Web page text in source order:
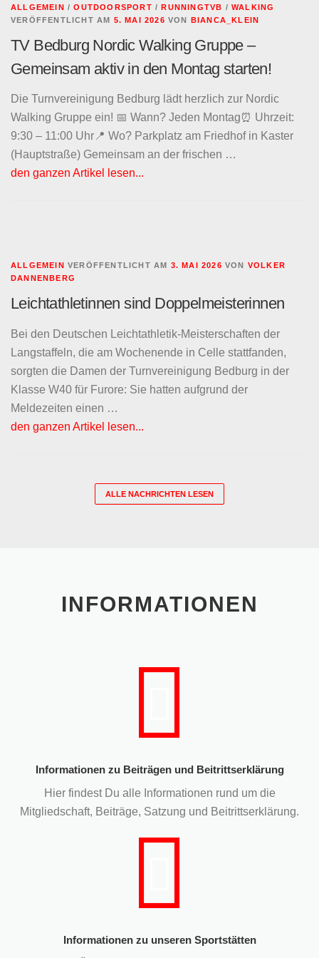
ALLGEMEIN /OUTDOORSPORT / RUNNINGTVB /WALKING
VERÖFFENTLICHT AM 5. MAI 2026 VON BIANCA_KLEIN
TV Bedburg Nordic Walking Gruppe –
Gemeinsam aktiv in den Montag starten!
Die Turnvereinigung Bedburg lädt herzlich zur Nordic
Walking Gruppe ein! 📅 Wann? Jeden Montag⏰ Uhrzeit:
9:30 – 11:00 Uhr📍 Wo? Parkplatz am Friedhof in Kaster
(Hauptstraße) Gemeinsam an der frischen …
den ganzen Artikel lesen...
ALLGEMEIN VERÖFFENTLICHT AM 3. MAI 2026 VON VOLKER
DANNENBERG
Leichtathletinnen sind Doppelmeisterinnen
Bei den Deutschen Leichtathletik-Meisterschaften der
Langstaffeln, die am Wochenende in Celle stattfanden,
sorgten die Damen der Turnvereinigung Bedburg in der
Klasse W40 für Furore: Sie hatten aufgrund der
Meldezeiten einen …
den ganzen Artikel lesen...
ALLE NACHRICHTEN LESEN
INFORMATIONEN
Informationen zu Beiträgen und Beitrittserklärung
Hier findest Du alle Informationen rund um die
Mitgliedschaft, Beiträge, Satzung und Beitrittserklärung.
Informationen zu unseren Sportstätten